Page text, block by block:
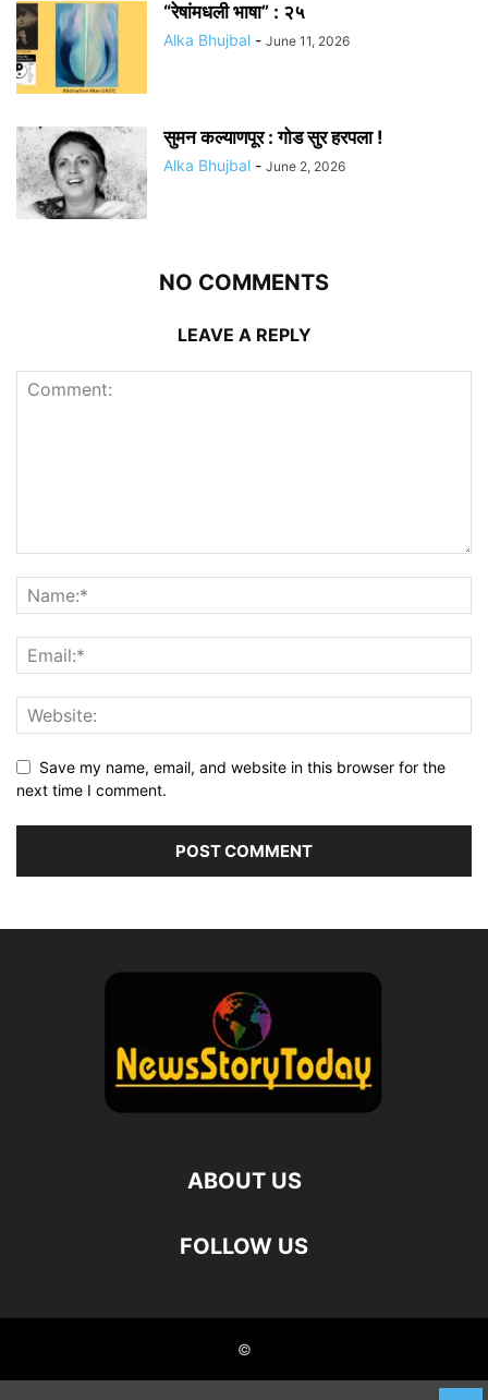
“रेषांमधली भाषा” : २५
Alka Bhujbal - June 11, 2026
सुमन कल्याणपूर : गोड सुर हरपला !
Alka Bhujbal - June 2, 2026
NO COMMENTS
LEAVE A REPLY
Save my name, email, and website in this browser for the
next time I comment.
ABOUT US
FOLLOW US
©